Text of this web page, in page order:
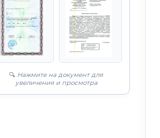
🔍 Нажмите на документ для
увеличения и просмотра